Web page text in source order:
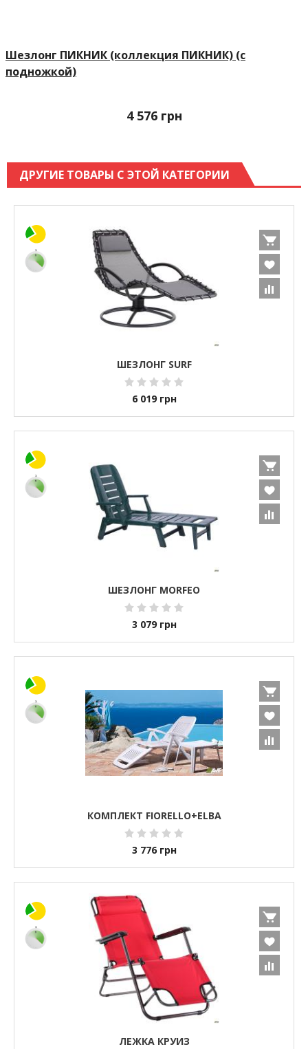
Шезлонг ПИКНИК (коллекция ПИКНИК) (с
подножкой)
4 576 грн
ДРУГИЕ ТОВАРЫ С ЭТОЙ КАТЕГОРИИ
ШЕЗЛОНГ SURF
6 019 грн
ШЕЗЛОНГ MORFEO
3 079 грн
КОМПЛЕКТ FIORELLO+ELBA
3 776 грн
ЛЕЖКА КРУИЗ